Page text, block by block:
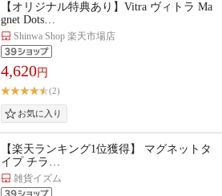
【オリジナル特典あり】Vitra ヴィトラ Ma
gnet Dots…
Shinwa Shop 楽天市場店
4,620円
(2)
【楽天ランキング1位獲得】 マグネットタ
イプ チラ…
雑貨イズム